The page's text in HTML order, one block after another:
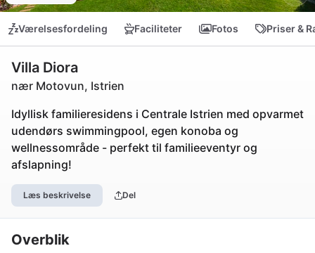
Værelsesfordeling Faciliteter Fotos Priser &
Villa Diora
nær Motovun, Istrien
Idyllisk familieresidens i Centrale Istrien med opvarmet
udendørs swimmingpool, egen konoba og
wellnessområde - perfekt til familieeventyr og
afslapning!
Læs beskrivelse Del
Overblik